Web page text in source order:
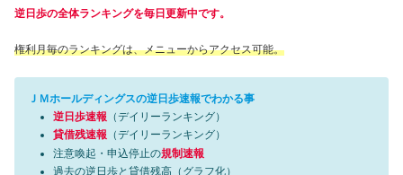
逆日歩の全体ランキングを毎日更新中です。
権利月毎のランキングは、メニューからアクセス可能。
ＪＭホールディングスの逆日歩速報でわかる事
逆日歩速報 （デイリーランキング）
貸借残速報 （デイリーランキング）
注意喚起・申込停止の規制速報
過去の逆日歩と貸借残高（グラフ化）